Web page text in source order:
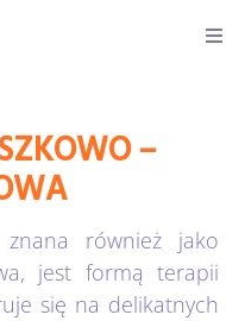
Aktualności
Grupy
–
również jako
jest formą terapii
się na delikatnych